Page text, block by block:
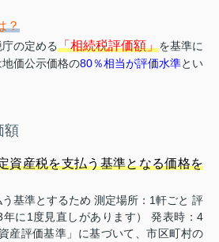
？
の定める「相続税評価額」を基準に
価公示価格の80％相当が評価水準とい
額
資産税を支払う基準となる価格を
基準とするため 測定場所：1軒ごと 評
に1度見直しがあります） 発表時：4
産評価基準」に基づいて、市区町村の